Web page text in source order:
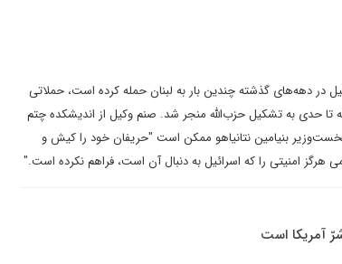
در دهه‌های گذشته چندین بار به لبنان حمله کرده است، حملاتی
تا حدی به تشکیل حزب‌الله منجر شد. صنم وکیل از اندیشکده چتم
بنیامین نتانیاهو ممکن است "حریفان خود را کیش و
هرگز امنیتی را که اسرائیل به دنبال آن است، فراهم نکرده است."
آمریکا است